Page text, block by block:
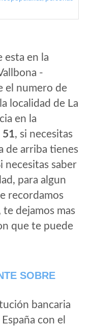
esta en la
-
el numero de
localidad de La
en la
51, si necesitas
de arriba tienes
necesitas saber
para algun
recordamos
te dejamos mas
que te puede
SOBRE
bancaria
con el